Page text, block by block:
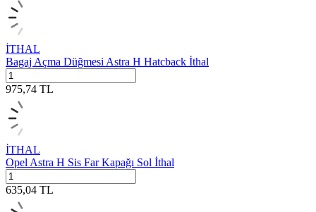
İTHAL
Bagaj Açma Düğmesi Astra H Hatcback İthal
975,74 TL
İTHAL
Opel Astra H Sis Far Kapağı Sol İthal
635,04 TL